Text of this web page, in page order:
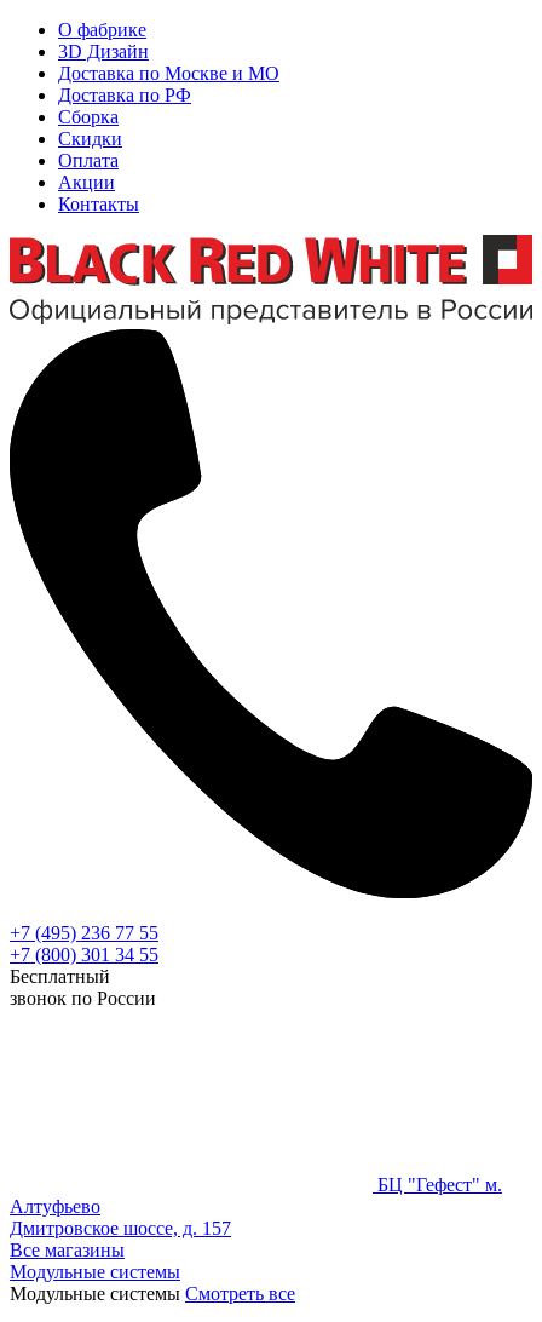
О фабрике
3D Дизайн
Доставка по Москве и МО
Доставка по РФ
Сборка
Скидки
Оплата
Акции
Контакты
+7 (495) 236 77 55
+7 (800) 301 34 55
Бесплатный
звонок по России
БЦ "Гефест" м.
Алтуфьево
Дмитровское шоссе, д. 157
Все магазины
Модульные системы
Модульные системы Смотреть все